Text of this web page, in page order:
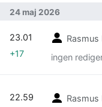
24 maj 2026
Rasmus
ingen
23.01
+17
Rasmus
22.59